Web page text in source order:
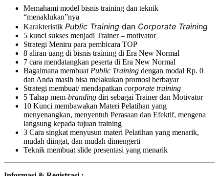
Memahami model bisnis training dan teknik
“menaklukan”nya
Karakteristik Public Training dan Corporate Training
5 kunci sukses menjadi Trainer – motivator
Strategi Meniru para pembicara TOP
8 aliran uang di bisnis training di Era New Normal
7 cara mendatangkan peserta di Era New Normal
Bagaimana membuat Public Training dengan modal Rp. 0
dan Anda masih bisa melakukan promosi berbayar
Strategi membuat/ mendapatkan corporate training
5 Tahap mem-branding diri sebagai Trainer dan Motivator
10 Kunci membawakan Materi Pelatihan yang
menyenangkan, menyentuh Perasaan dan Efektif, mengena
langsung kepada tujuan training
3 Cara singkat menyusun materi Pelatihan yang menarik,
mudah diingat, dan mudah dimengerti
Teknik membuat slide presentasi yang menarik